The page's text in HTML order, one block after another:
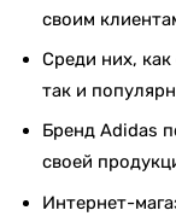
своим
Среди них,
так и
Бренд Adidas
своей
Интернет-